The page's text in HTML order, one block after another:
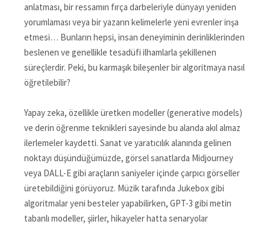
anlatması, bir ressamın fırça darbeleriyle dünyayı yeniden
yorumlaması veya bir yazarın kelimelerle yeni evrenler inşa
etmesi… Bunların hepsi, insan deneyiminin derinliklerinden
beslenen ve genellikle tesadüfi ilhamlarla şekillenen
süreçlerdir. Peki, bu karmaşık bileşenler bir algoritmaya nasıl
öğretilebilir?
Yapay zeka, özellikle üretken modeller (generative models)
ve derin öğrenme teknikleri sayesinde bu alanda akıl almaz
ilerlemeler kaydetti. Sanat ve yaratıcılık alanında gelinen
noktayı düşündüğümüzde, görsel sanatlarda Midjourney
veya DALL-E gibi araçların saniyeler içinde çarpıcı görseller
üretebildiğini görüyoruz. Müzik tarafında Jukebox gibi
algoritmalar yeni besteler yapabilirken, GPT-3 gibi metin
tabanlı modeller, şiirler, hikayeler hatta senaryolar